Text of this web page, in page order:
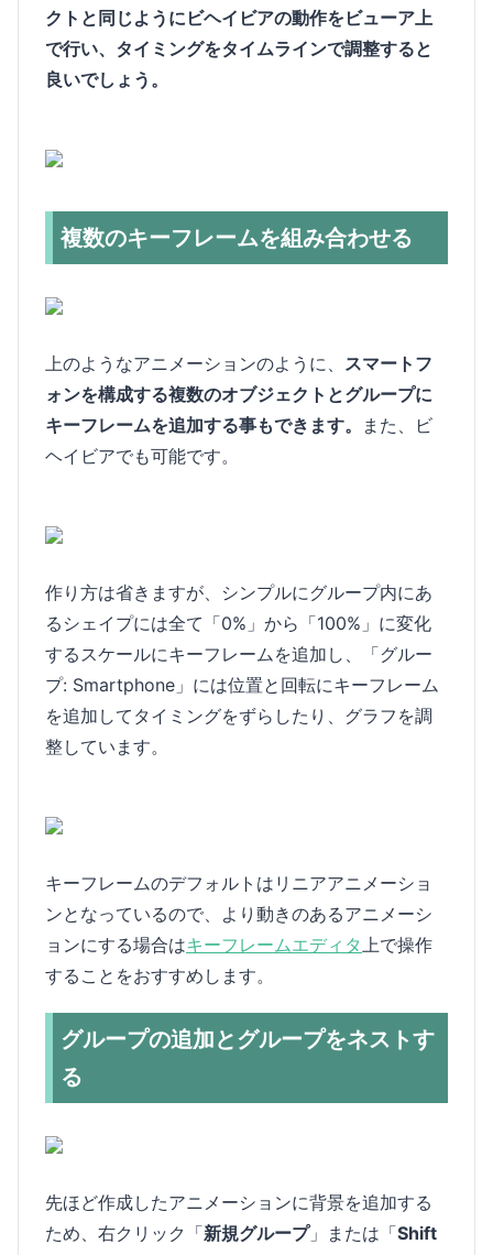
クトと同じようにビヘイビアの動作をビューア上
で行い、タイミングをタイムラインで調整すると
良いでしょう。
複数のキーフレームを組み合わせる
上のようなアニメーションのように、 スマートフ
ォンを構成する複数のオブジェクトとグループに
キーフレームを追加する事もできます。
また、ビ
ヘイビアでも可能です。
作り方は省きますが、シンプルにグループ内にあ
るシェイプには全て「0%」から「100%」に変化
するスケールにキーフレームを追加し、「グルー
プ: Smartphone」には位置と回転にキーフレーム
を追加してタイミングをずらしたり、グラフを調
整しています。
キーフレームのデフォルトはリニアアニメーショ
ンとなっているので、より動きのあるアニメーシ
ョンにする場合はキーフレームエディタ上で操作
することをおすすめします。
グループの追加とグループをネストす
る
先ほど作成したアニメーションに背景を追加する
ため、右クリック「新規グループ」または「Shift